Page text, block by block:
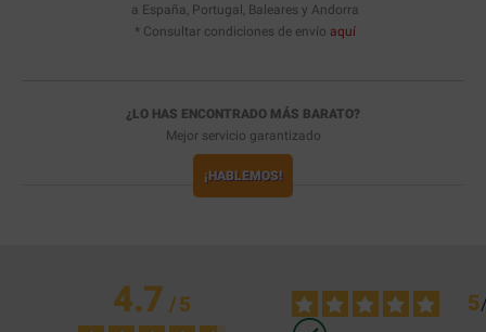
a España, Portugal, Baleares y Andorra
* Consultar condiciones de envío aquí
¿LO HAS ENCONTRADO MÁS BARATO?
Mejor servicio garantizado
¡HABLEMOS!
4.7/5 5